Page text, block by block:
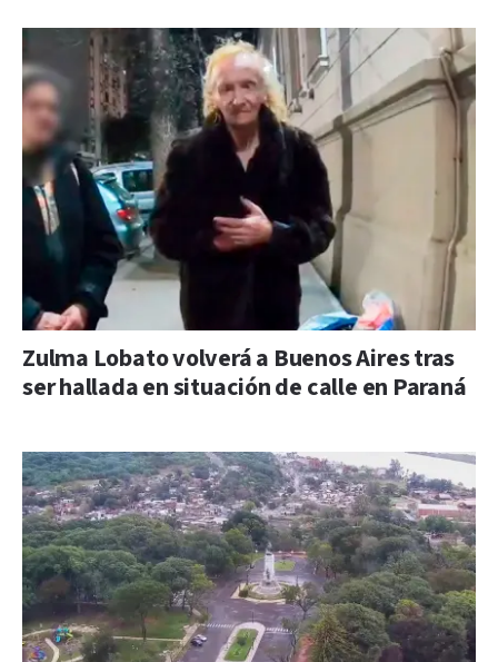
Zulma Lobato volverá a Buenos Aires tras
ser hallada en situación de calle en Paraná